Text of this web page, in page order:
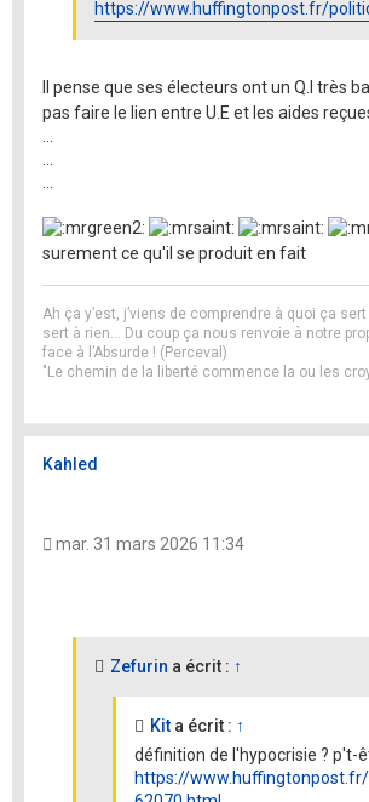
https://www.huffingtonpost.fr/
Il pense que ses électeurs ont un Q.I très
pas faire le lien entre U.E et les aides
...
...
...
surement ce qu'il se produit en fait
Ah ça y’est, j’viens de comprendre à quoi ça
sert à rien… Du coup ça nous renvoie à notre
face à l’Absurde ! (Perceval)
"Le chemin de la liberté commence la ou les
Kahled
mar. 31 mars 2026 11:34
Zefurin a écrit : ↑
Kit a écrit : ↑
définition de l'hypocrisie ? p't-
https://www.huffingtonpost.fr/